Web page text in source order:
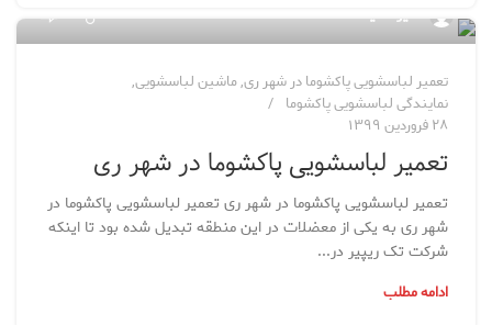
مدیر سایت
تعمیر لباسشویی پاکشوما در شهر ری,ماشین لباسشویی,
نمایندگی لباسشویی پاکشوما
۲۸ فروردین ۱۳۹۹
تعمیر لباسشویی پاکشوما در شهر ری
تعمیر لباسشویی پاکشوما در شهر ری تعمیر لباسشویی پاکشوما در
شهر ری به یکی از معضلات در این منطقه تبدیل شده بود تا اینکه
شرکت تک ریپیر در...
ادامه مطلب